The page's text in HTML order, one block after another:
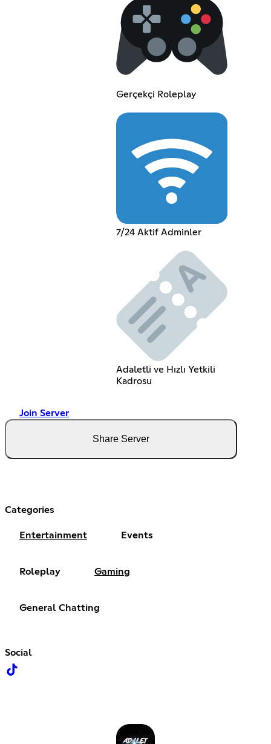
Gerçekçi Roleplay
7/24 Aktif Adminler
Adaletli ve Hızlı Yetkili
Kadrosu
Join Server
Share Server
Categories
Entertainment Events
Roleplay Gaming
General Chatting
Social